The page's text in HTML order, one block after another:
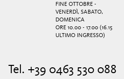
FINE OTTOBRE -
VENERDÌ, SABATO,
DOMENICA
ORE 10.00 - 17.00 (16.15
ULTIMO INGRESSO)
Tel. +39 0463 530 088